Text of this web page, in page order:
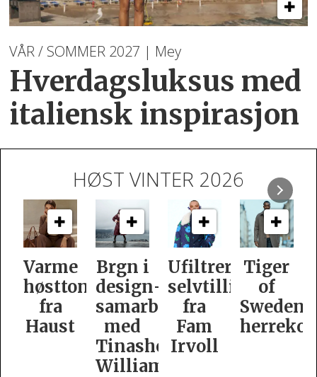
VÅR / SOMMER 2027 | Mey
Hverdagsluksus med
italiensk inspirasjon
HØST VINTER 2026
Brgn i
design­
samarbeid
med
Williamson
Ufiltrert
selvtillit
fra
Fam
Irvoll
Tiger
of
Swedens
herrekolleksjon
Slik
er
dame­